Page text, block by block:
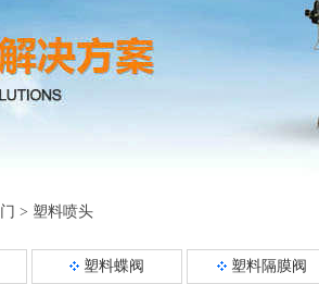
> 塑料喷头
塑料蝶阀 塑料隔膜阀